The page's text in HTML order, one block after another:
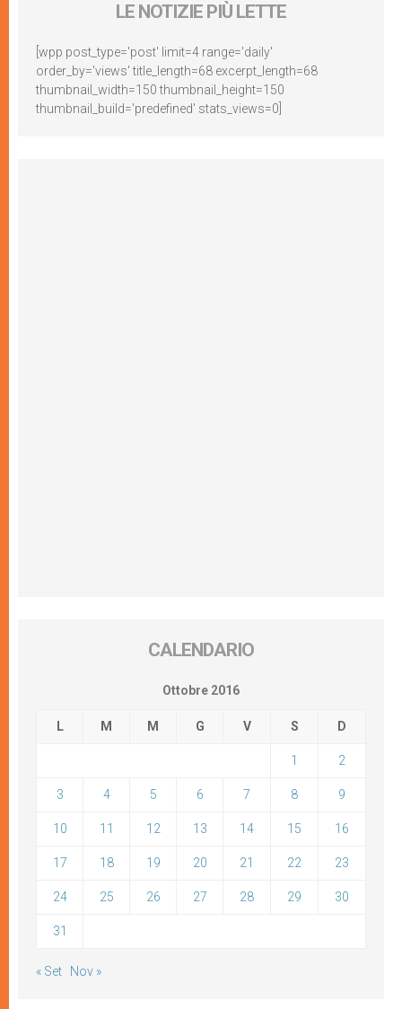
LE NOTIZIE PIÙ LETTE
[wpp post_type='post' limit=4 range='daily'
order_by='views' title_length=68 excerpt_length=68
thumbnail_width=150 thumbnail_height=150
thumbnail_build='predefined' stats_views=0]
CALENDARIO
Ottobre 2016
L M M G V S D
1 2
3 4 5 6 7 8 9
10 11 12 13 14 15 16
17 18 19 20 21 22 23
24 25 26 27 28 29 30
31
« Set Nov »